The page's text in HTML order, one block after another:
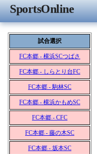
SportsOnline
試合選択
FC本郷 - 横浜SCつばさ
FC本郷 - しらとり台FC
FC本郷 - 駒林SC
FC本郷 - 横浜かもめSC
FC本郷 - CFC
FC本郷 - 藤の木SC
FC本郷 - 坂本SC